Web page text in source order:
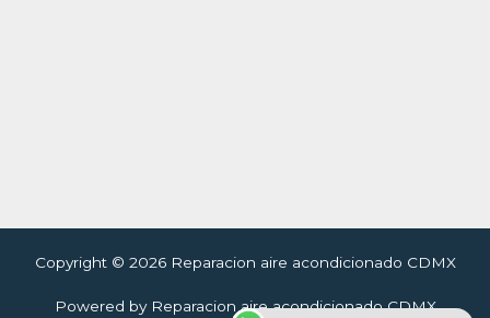
Copyright © 2026 Reparacion aire acondicionado CDMX
Powered by Reparacion aire acondicionado CDMX